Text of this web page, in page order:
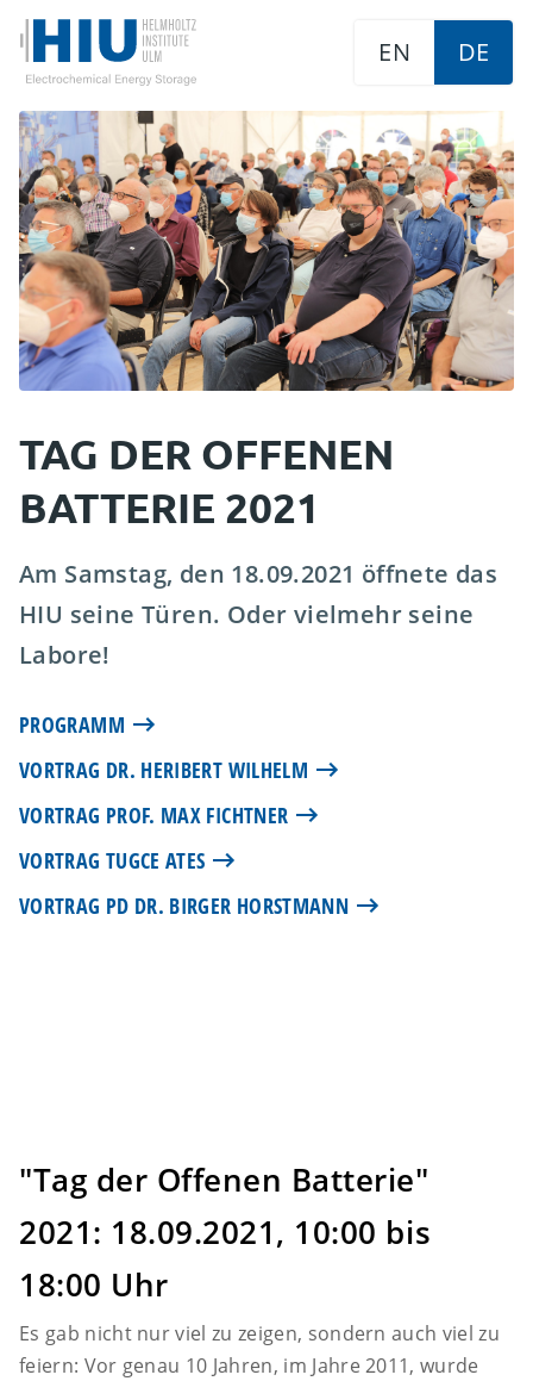
EN DE
TAG DER OFFENEN
BATTERIE 2021
Am Samstag, den 18.09.2021 öffnete das
HIU seine Türen. Oder vielmehr seine
Labore!
PROGRAMM
VORTRAG DR. HERIBERT WILHELM
VORTRAG PROF. MAX FICHTNER
VORTRAG TUGCE ATES
VORTRAG PD DR. BIRGER HORSTMANN
"Tag der Offenen Batterie"
2021: 18.09.2021, 10:00 bis
18:00 Uhr
Es gab nicht nur viel zu zeigen, sondern auch viel zu
feiern: Vor genau 10 Jahren, im Jahre 2011, wurde